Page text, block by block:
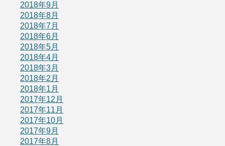
2018年9月
2018年8月
2018年7月
2018年6月
2018年5月
2018年4月
2018年3月
2018年2月
2018年1月
2017年12月
2017年11月
2017年10月
2017年9月
2017年8月